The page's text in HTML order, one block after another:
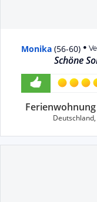
Monika (56-60)
Schöne
Deutschland,